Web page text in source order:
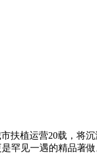
扶植运营20载，将
罕见一遇的精品著做